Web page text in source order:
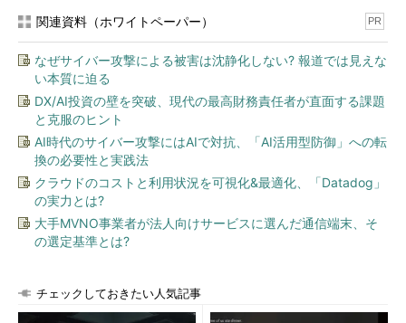
関連資料（ホワイトペーパー） PR
なぜサイバー攻撃による被害は沈静化しない? 報道では見えな
い本質に迫る
DX/AI投資の壁を突破、現代の最高財務責任者が直面する課題
と克服のヒント
AI時代のサイバー攻撃にはAIで対抗、「AI活用型防御」への転
換の必要性と実践法
クラウドのコストと利用状況を可視化&最適化、「Datadog」
の実力とは?
大手MVNO事業者が法人向けサービスに選んだ通信端末、そ
の選定基準とは?
チェックしておきたい人気記事